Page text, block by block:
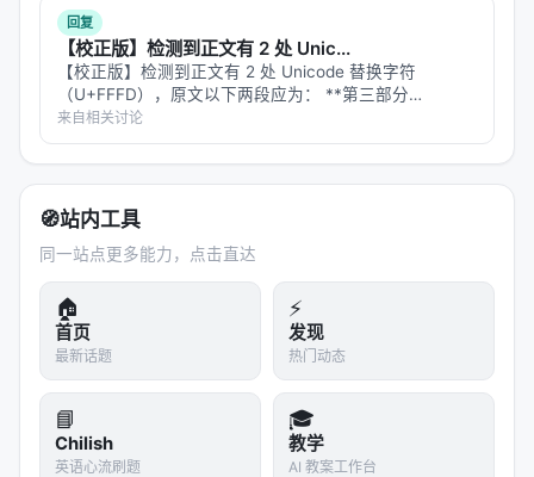
接近零。
四、风险与待观察
滥用风险：被用来搭建恶意服务，60 分钟窗口是
Cloudflare 给自己的止损线。
容托管。
窗口可能收紧
：60 分钟是实验值，未来可能根据滥
认领率
：临时账户被人类认领的比例决定这个飞轮
的商业价值，目前 Cloudflare 未披露数据。
与 auth.md 标准的采用度 ：是否被其他基础设施厂
商广泛兼容，决定了 Agent 跨云部署的真实可用
性。
回复
【校正版】检测到正文有 2 处 Unic...
【校正版】检测到正文有 2 处 Unicode 替换字符
（U+FFFD），原文以下两段应为： **第三部分
「Hugging Face 自己评估的威胁级别」原文末段校正
**： > 所有可能删除或修改云资源的命令都以「Dry
Run（模拟执行…
来自相关讨论
🧭站内工具
同一站点更多能力，点击直达
🏠
首页
最新话题
⚡
发现
热门动态
📘
Chilish
英语心流刷题
🎓
教学
AI 教案工作台